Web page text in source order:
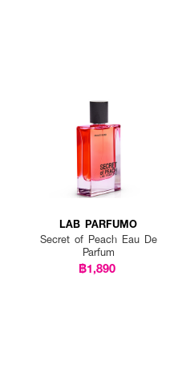
LAB PARFUMO
Secret of Peach Eau De
Parfum
฿1,890